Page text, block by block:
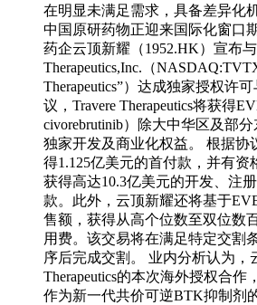
在明显未满足需求，具备差异化
中国原研药物正迎来国际化窗口
药企云顶新耀（1952.HK）宣布与
Therapeutics,Inc.（
Therapeutics”）达成独家授权许
议，Travere Therapeutics将获得
civorebrutinib）除大中华区及部
独家开发及商业化权益。 根据协
得1.125亿美元的首付款，并有资
获得高达10.3亿美元的开发、注
款。此外，云顶新耀还将基于
售额，获得从高个位数至双位数
用费。该交易将在满足特定交割
序后完成交割。 业内分析认为，
Therapeutics的本次海外授权合作
作为新一代共价可逆BTK抑制剂